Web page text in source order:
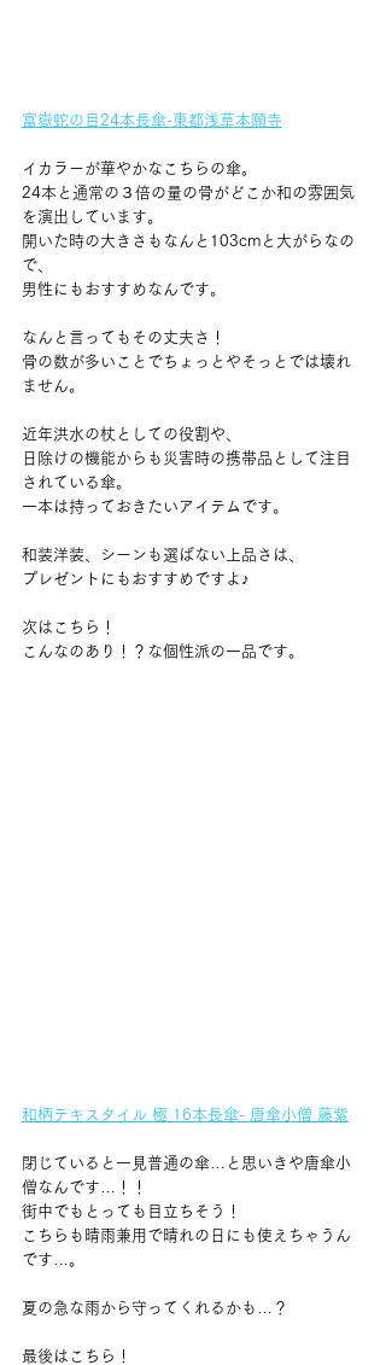
富嶽蛇の目24本長傘-東都浅草本願寺
イカラーが華やかなこちらの傘。
24本と通常の３倍の量の骨がどこか和の雰囲気
を演出しています。
開いた時の大きさもなんと103cmと大がらなの
で、
男性にもおすすめなんです。
なんと言ってもその丈夫さ！
骨の数が多いことでちょっとやそっとでは壊れ
ません。
近年洪水の杖としての役割や、
日除けの機能からも災害時の携帯品として注目
されている傘。
一本は持っておきたいアイテムです。
和装洋装、シーンも選ばない上品さは、
プレゼントにもおすすめですよ♪
次はこちら！
こんなのあり！？な個性派の一品です。
和柄テキスタイル 極 16本長傘- 唐傘小僧 藤紫
閉じていると一見普通の傘…と思いきや唐傘小
僧なんです…！！
街中でもとっても目立ちそう！
こちらも晴雨兼用で晴れの日にも使えちゃうん
です…。
夏の急な雨から守ってくれるかも…？
最後はこちら！